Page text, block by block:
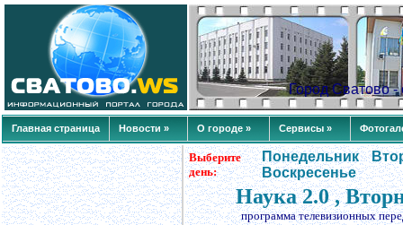
Город Сватово
Главная страница Новости » О городе » Сервисы »
Выберите
день:
Понедельник
Воскресенье
Наука 2.0 ,
программа телевизионных